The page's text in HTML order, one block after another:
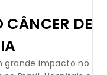
DE
grande impacto no